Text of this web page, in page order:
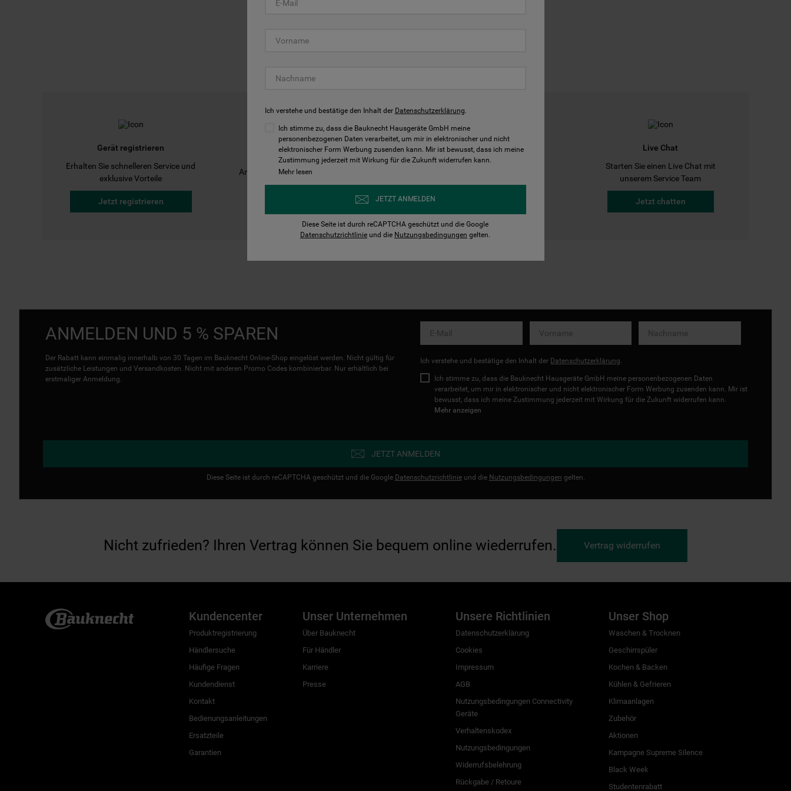
Gerät registrieren
Erhalten Sie schnelleren Service und
exklusive Vorteile
Jetzt registrieren
Bedienungsanleitungen
Anleitungen finden und herunterladen
Kontakt
Live Chat
Starten Sie einen Live Chat mit
unserem Service Team
Jetzt chatten
ANMELDEN UND 5 % SPAREN
Der Rabatt kann einmalig innerhalb von 30 Tagen im Bauknecht Online-Shop eingelöst werden. Nicht gültig für
zusätzliche Leistungen und Versandkosten. Nicht mit anderen Promo Codes kombinierbar. Nur erhältlich bei
erstmaliger Anmeldung.
Ich verstehe und bestätige den Inhalt der Datenschutzerklärung
Ich stimme zu, dass die Bauknecht Hausgeräte GmbH meine personenbezogenen Daten
verarbeitet, um mir in elektronischer und nicht elektronischer Form Werbung zusenden kann. Mir ist
bewusst, dass ich meine Zustimmung jederzeit mit Wirkung für die Zukunft widerrufen kann.
Mehr anzeigen
JETZT ANMELDEN
Diese Seite ist durch reCAPTCHA geschützt und die Google Datenschutzrichtlinieund die Nutzungsbedingungen gelten.
Nicht zufrieden? Ihren Vertrag können Sie bequem online wiederrufen. Vertrag widerrufen
Kundencenter
Produktregistrierung
Händlersuche
Häufige Fragen
Kundendienst
Kontakt
Bedienungsanleitungen
Ersatzteile
Garantien
Unser Unternehmen
Über Bauknecht
Für Händler
Karriere
Presse
Unsere Richtlinien
Datenschutzerklärung
Cookies
Impressum
AGB
Nutzungsbedingungen Connectivity
Geräte
Verhaltenskodex
Nutzungsbedingungen
Widerrufsbelehrung
Rückgabe / Retoure
Unser Shop
Waschen & Trocknen
Geschirrspüler
Kochen & Backen
Kühlen & Gefrieren
Klimaanlagen
Zubehör
Aktionen
Kampagne Supreme Silence
Black Week
Studentenrabatt
Ich verstehe und bestätige den Inhalt der Datenschutzerklärung.
Ich stimme zu, dass die Bauknecht Hausgeräte GmbH meine
personenbezogenen Daten verarbeitet, um mir in elektronischer und nicht
elektronischer Form Werbung zusenden kann. Mir ist bewusst, dass ich meine
Zustimmung jederzeit mit Wirkung für die Zukunft widerrufen kann.
Mehr lesen
JETZT ANMELDEN
Diese Seite ist durch reCAPTCHA geschützt und die Google
Datenschutzrichtlinie und die Nutzungsbedingungen gelten.